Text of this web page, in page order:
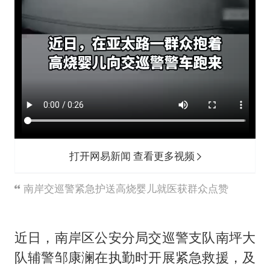
打开网易新闻 查看更多视频
南岸交巡警紧急护送高烧婴儿就医获群众点赞
近日，南岸区公安分局交巡警支队南坪大
队辅警邹康澜在执勤时开展紧急救援，及